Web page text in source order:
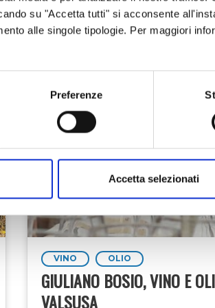
su "Accetta tutti" si acconsente
alle singole tipologie. Per maggiori
Preferenze
Accetta selezionati
a scuola, per andare a fare la
ci si sofferma ad osservare la
e alpeggi. In questo casi il tempo si
650 metri d’altitudine con la Sacra
camomilla, melissa, malva, menta
e origano, con cui creanosali
lamenta piperita, da cui
sentire:"Speriamo- ci dicono -
di
da rendere più sostenibile la vita e la
VINO OLIO
GIULIANO BOSIO, VINO E
VALSUSA